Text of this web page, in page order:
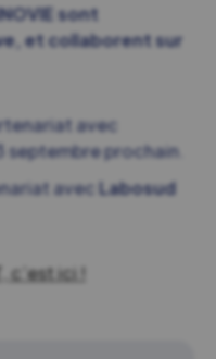
sont
et collaborent sur
avec
septembre prochain.
avec Labosud
c’est ici !